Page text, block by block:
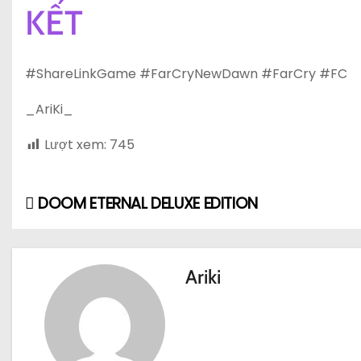
KẾT
#ShareLinkGame #FarCryNewDawn #FarCry #FC
_AriKi_
Lượt xem: 745
Đ
i
DOOM ETERNAL DELUXE EDITION
Ariki